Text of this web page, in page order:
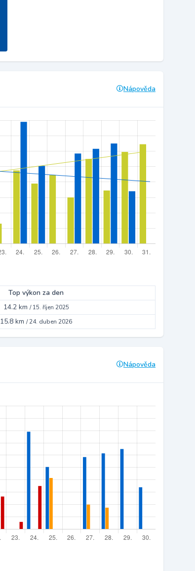
Nápověda
Top výkon za den
14.2 km /15. říjen 2025
15.8 km /24. duben 2026
Nápověda